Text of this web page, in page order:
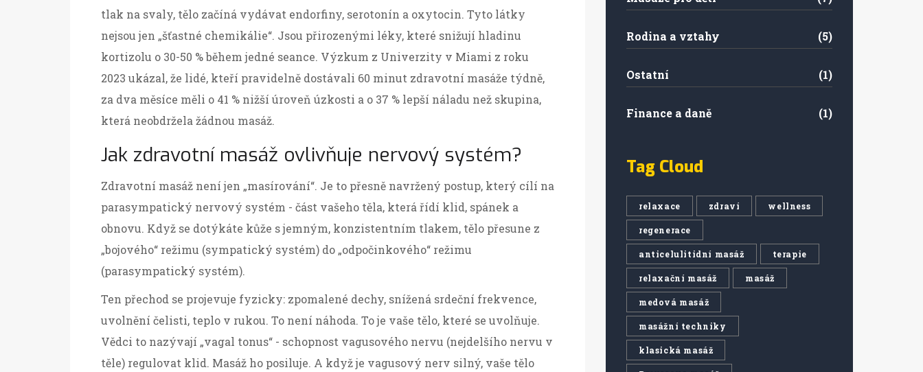
tlak na svaly, tělo začíná vydávat endorfiny, serotonín a oxytocin. Tyto látky
nejsou jen „šťastné chemikálie“. Jsou přirozenými léky, které snižují hladinu
kortizolu o 30-50 % během jedné seance. Výzkum z Univerzity v Miami z roku
2023 ukázal, že lidé, kteří pravidelně dostávali 60 minut zdravotní masáže týdně,
za dva měsíce měli o 41 % nižší úroveň úzkosti a o 37 % lepší náladu než skupina,
která neobdržela žádnou masáž.
Jak zdravotní masáž ovlivňuje nervový systém?
Zdravotní masáž není jen „masírování“. Je to přesně navržený postup, který cílí na
parasympatický nervový systém - část vašeho těla, která řídí klid, spánek a
obnovu. Když se dotýkáte kůže s jemným, konzistentním tlakem, tělo přesune z
„bojového“ režimu (sympatický systém) do „odpočinkového“ režimu
(parasympatický systém).
Ten přechod se projevuje fyzicky: zpomalené dechy, snížená srdeční frekvence,
uvolnění čelisti, teplo v rukou. To není náhoda. To je vaše tělo, které se uvolňuje.
Vědci to nazývají „vagal tonus“ - schopnost vagusového nervu (nejdelšího nervu v
těle) regulovat klid. Masáž ho posiluje. A když je vagusový nerv silný, vaše tělo
Rodina a vztahy (5)
Ostatní (1)
Finance a daně (1)
Tag Cloud
relaxace zdraví wellness
regenerace
anticelulitidní masáž terapie
relaxační masáž masáž
medová masáž
masážní techniky
klasická masáž